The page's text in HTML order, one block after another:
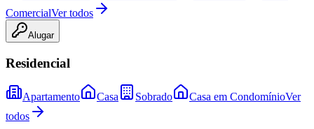
ComercialVer todos
Alugar
Residencial
Apartamento Casa Sobrado Casa em CondomínioVer
todos